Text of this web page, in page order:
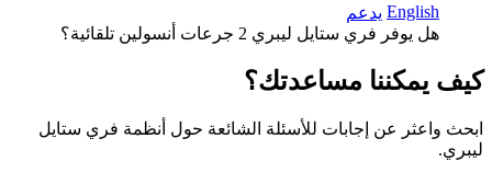
English يدعم
هل يوفر فري ستايل ليبري 2 جرعات أنسولين تلقائية؟
كيف يمكننا مساعدتك؟
ابحث واعثر عن إجابات للأسئلة الشائعة حول أنظمة فري ستايل
ليبري.